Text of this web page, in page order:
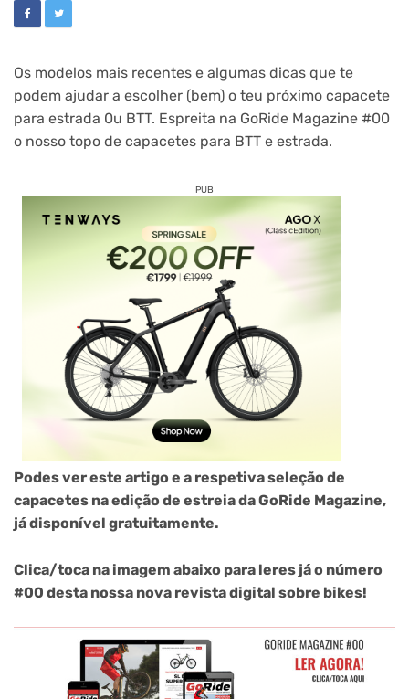
Os modelos mais recentes e algumas dicas que te
podem ajudar a escolher (bem) o teu próximo capacete
para estrada 0u BTT. Espreita na GoRide Magazine #00
o nosso topo de capacetes para BTT e estrada.
PUB
Podes ver este artigo e a respetiva seleção de
capacetes na edição de estreia da GoRide Magazine,
já disponível gratuitamente.
Clica/toca na imagem abaixo para leres já o número
#00 desta nossa nova revista digital sobre bikes!